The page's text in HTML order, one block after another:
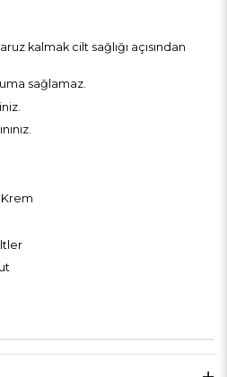
kalmak cilt sağlığı açısından
sağlamaz.